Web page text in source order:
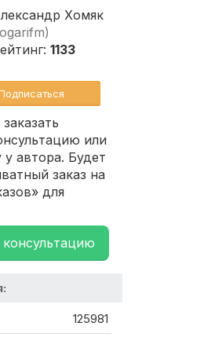
Хомяк
1133
или
у автора. Будет
заказ на
для
консультацию
125981